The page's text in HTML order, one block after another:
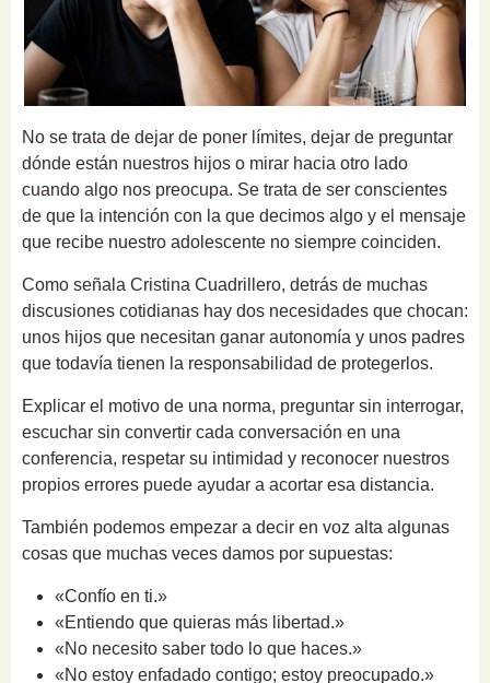
No se trata de dejar de poner límites, dejar de preguntar
dónde están nuestros hijos o mirar hacia otro lado
cuando algo nos preocupa. Se trata de ser conscientes
de que la intención con la que decimos algo y el mensaje
que recibe nuestro adolescente no siempre coinciden.
Como señala Cristina Cuadrillero, detrás de muchas
discusiones cotidianas hay dos necesidades que chocan:
unos hijos que necesitan ganar autonomía y unos padres
que todavía tienen la responsabilidad de protegerlos.
Explicar el motivo de una norma, preguntar sin interrogar,
escuchar sin convertir cada conversación en una
conferencia, respetar su intimidad y reconocer nuestros
propios errores puede ayudar a acortar esa distancia.
También podemos empezar a decir en voz alta algunas
cosas que muchas veces damos por supuestas:
«Confío en ti.»
«Entiendo que quieras más libertad.»
«No necesito saber todo lo que haces.»
«No estoy enfadado contigo; estoy preocupado.»